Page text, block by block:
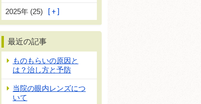
2025年 (25)
最近の記事
ものもらいの原因と
は？治し方と予防
当院の眼内レンズにつ
いて